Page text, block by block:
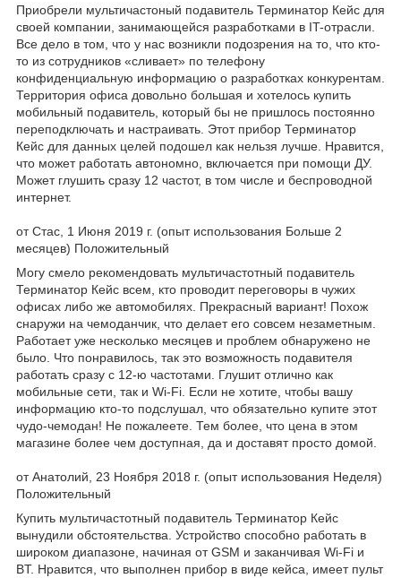
Приобрели мультичастоный подавитель Терминатор Кейс для
своей компании, занимающейся разработками в IT-отрасли.
Все дело в том, что у нас возникли подозрения на то, что кто-
то из сотрудников «сливает» по телефону
конфиденциальную информацию о разработках конкурентам.
Территория офиса довольно большая и хотелось купить
мобильный подавитель, который бы не пришлось постоянно
переподключать и настраивать. Этот прибор Терминатор
Кейс для данных целей подошел как нельзя лучше. Нравится,
что может работать автономно, включается при помощи ДУ.
Может глушить сразу 12 частот, в том числе и беспроводной
интернет.
от Стас, 1 Июня 2019 г. (опыт использования Больше 2
месяцев) Положительный
Могу смело рекомендовать мультичастотный подавитель
Терминатор Кейс всем, кто проводит переговоры в чужих
офисах либо же автомобилях. Прекрасный вариант! Похож
снаружи на чемоданчик, что делает его совсем незаметным.
Работает уже несколько месяцев и проблем обнаружено не
было. Что понравилось, так это возможность подавителя
работать сразу с 12-ю частотами. Глушит отлично как
мобильные сети, так и Wi-Fi. Если не хотите, чтобы вашу
информацию кто-то подслушал, что обязательно купите этот
чудо-чемодан! Не пожалеете. Тем более, что цена в этом
магазине более чем доступная, да и доставят просто домой.
от Анатолий, 23 Ноября 2018 г. (опыт использования Неделя)
Положительный
Купить мультичастотный подавитель Терминатор Кейс
вынудили обстоятельства. Устройство способно работать в
широком диапазоне, начиная от GSM и заканчивая Wi-Fi и
BT. Нравится, что выполнен прибор в виде кейса, имеет пульт